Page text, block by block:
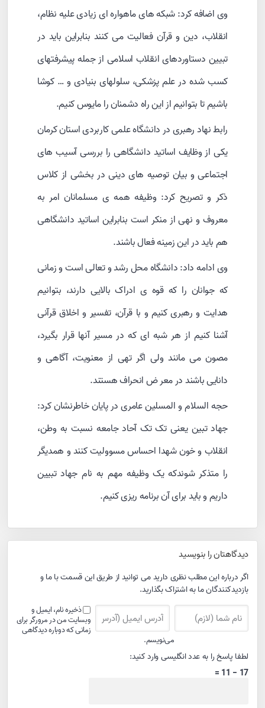
وی اضافه کرد: شبکه های ماهواره ای زیادی علیه نظام،
انقلاب، دین و قرآن فعالیت می کنند بنابراین باید در
تبیین دستاوردهای انقلاب اسلامی از جمله پیشرفتهای
کسب شده در علم پزشکی، سلولهای بنیادی و … کوشا
باشیم تا بتوانیم از این راه دشمنان را مایوس کنیم.
رابط نهاد رهبری در دانشگاه علمی کاربردی استان کرمان
یکی از وظایف اساتید دانشگاهی را بررسی آسیب های
اجتماعی و بیان توصیه های دینی در بخشی از کلاس
ذکر و تصریح کرد: وظیفه همه ی مسلمانان امر به
معروف و نهی از منکر است بنابراین اساتید دانشگاهی
هم باید در این زمینه فعال باشند.
وی ادامه داد: دانشگاه محل رشد و تعالی است و زمانی
که جوانان را که قوه ی ادراک بالایی دارند، بتوانیم
هدایت و رهبری کنیم و با قرآن، تفسیر و اخلاق قرآنی
آشنا کنیم از هر شبه ای که در مسیر آنها قرار بگیرد،
مصون می مانند ولی اگر تهی از معنویت، آگاهی و
دانایی باشند در معر ض انحراف هستند.
حجه السلام و المسلین عامری در پایان خاطرنشان کرد:
جهاد تبین یعنی تک تک آحاد جامعه نسبت به وطن،
انقلاب و خون شهدا احساس مسوولیت کنند و همدیگر
را متذکر شوندکه یک وظیفه مهم به نام جهاد تبیین
داریم و باید برای آن برنامه ریزی کنیم.
دیدگاهتان را بنویسید
اگر درباره این مطلب نظری دارید می توانید از طریق این قسمت با ما و
بازدیدکنندگان ما به اشتراک بگذارید.
ذخیره نام، ایمیل و
وبسایت من در مرورگر برای
زمانی که دوباره دیدگاهی
می‌نویسم.
لطفا پاسخ را به عدد انگلیسی وارد کنید:
17 − 11 =